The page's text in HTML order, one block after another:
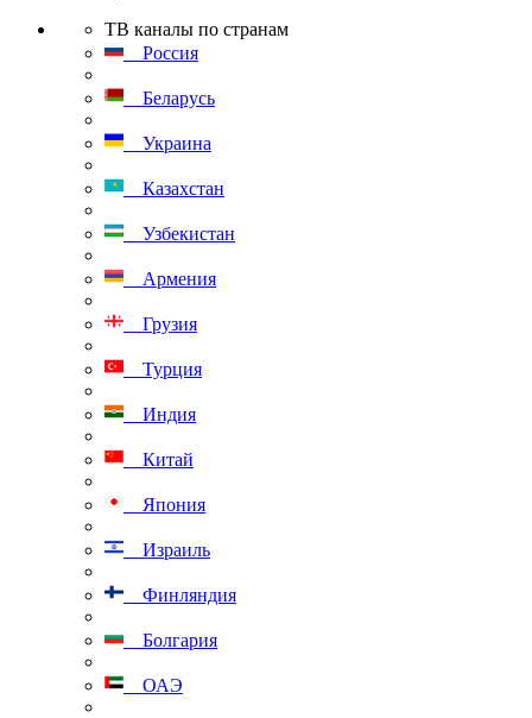
ТВ каналы по странам
Россия
Беларусь
Украина
Казахстан
Узбекистан
Армения
Грузия
Турция
Индия
Китай
Япония
Израиль
Финляндия
Болгария
ОАЭ